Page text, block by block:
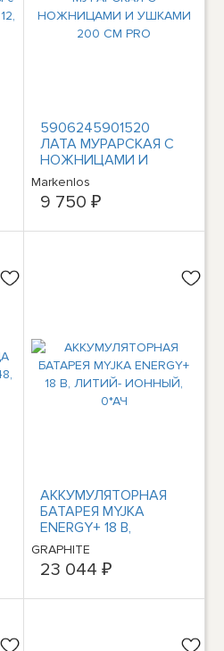
5906245901520
ЛАТА МУРАРСКАЯ С
НОЖНИЦАМИ И
УШКАМИ 200 СМ PRO
Markenlos
9 750 ₽
АККУМУЛЯТОРНАЯ
БАТАРЕЯ MYJKA
ENERGY+ 18 В,
ЛИТИЙ- ИОННЫЙ,
0*АЧ
GRAPHITE
23 044 ₽